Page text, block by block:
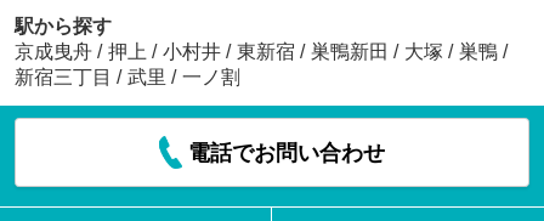
駅から探す
京成曳舟 / 押上 / 小村井 / 東新宿 / 巣鴨新田 / 大塚 / 巣鴨 /
新宿三丁目 / 武里 / 一ノ割
電話でお問い合わせ